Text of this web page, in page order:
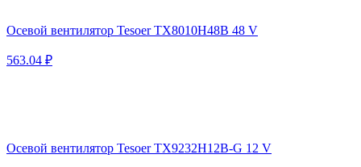
Осевой вентилятор Tesoer TX8010H48B 48 V
563.04 ₽
Осевой вентилятор Tesoer TX9232H12B-G 12 V